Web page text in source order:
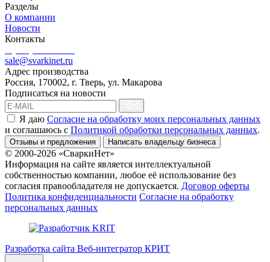
Разделы
О компании
Новости
Контакты
sale@svarkinet.ru
Адрес производства
Россия, 170002, г. Тверь, ул. Макарова
Подписаться на новости
Я даю Согласие на обработку моих персональных данных
и соглашаюсь c Политикой обработки персональных данных.
Отзывы и предложения Написать владельцу бизнеса
© 2000-2026 «СваркиНет»
Информация на сайте является интеллектуальной
собственностью компании, любое её использование без
согласия правообладателя не допускается. Договор оферты
Политика конфиденциальности Согласие на обработку
персональных данных
Разработка сайта Веб-интегратор КРИТ